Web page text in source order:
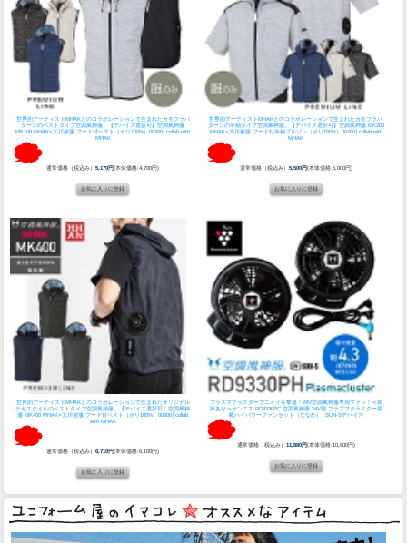
世界的アーティストMHAKとのコラボレーションで生まれたカモフラパ
ターンのベストタイプ空調風神服。
【デバイス選択可】空調風神服
MK100 MHAK×大川被服 フード付ベスト（ポリ100%）00300│collab with
MHAK
通常価格（税込み）5,170円(本体価格:4,700円)
世界的アーティストMHAKとのコラボレーションで生まれたカモフラパ
ターンの半袖タイプ空調風神服。
【デバイス選択可】空調風神服 MK200
MHAK×大川被服 フード付半袖ブルゾン（ポリ100%）00200│collab with
MHAK
通常価格（税込み） 5,500円(本体価格:5,000円)
世界的アーティストMHAKとのコラボレーションで生まれたオリジナル
テキスタイルのベストタイプ空調風神服。
【デバイス選択可】空調風神
服 MK400 MHAK×大川被服 フード付ベスト（ポリ100%）00300│collab
with MHAK
通常価格（税込み）6,710円(本体価格:6,100円)
プラズマクラスターでニオイを撃退！24V空調風神服専用ファン！ ≪在
庫あり≫サンエス RD9330PC 空調風神服 24V用 プラズマクラスター搭
載ハイパワーファンセット（ななめ）│SUN-Sデバイス
通常価格（税込み） 11,880円(本体価格:10,800円)